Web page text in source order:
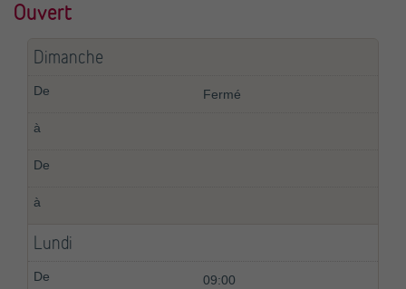
Ouvert
Dimanche
Fermé
Lundi
09:00